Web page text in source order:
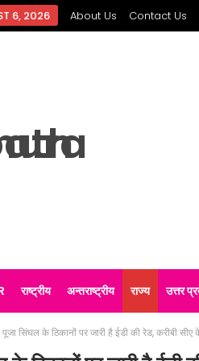
6, 2026 About Us Contact Us
राष्ट्रीय अन्तराष्ट्रीय राज्य उत्तर
सिंघल के ठिकानों पर जारी है ईडी की रेड, करीबी